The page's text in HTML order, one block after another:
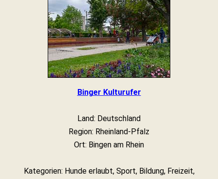
Binger Kulturufer
Land: Deutschland
Region: Rheinland-Pfalz
Ort: Bingen am Rhein
Kategorien: Hunde erlaubt, Sport, Bildung, Freizeit,